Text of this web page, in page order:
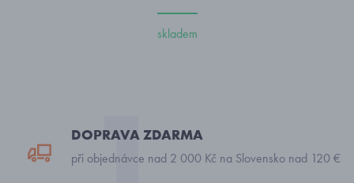
skladem
DOPRAVA ZDARMA
při objednávce nad 2 000 Kč na Slovensko nad 120 €